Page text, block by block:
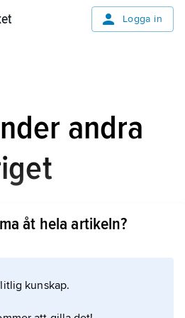
Logga in
andra
landet med
var huvudsakligen
då det
åt hela artikeln?
kunskap.